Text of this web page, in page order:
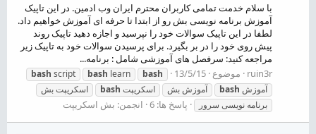
با سلام خدمت تمامی کاربران محترم ایران وب ادمین. در این تاپیک
آموزش برنامه نویسی بش رو از ابتدا تا حرفه ای آموزش خواهیم داد.
لطفا در این تاپیک سوالات خود را نپرسید و اجازه دهید تاپیک روند
پیش روی خود را در بر بگیرد. برای پرسیدن سوالات خود به تاپیک زیر
مراجعه کنید: سرفصل های آموزشی شامل : برنامه...
ruin3r
موضوع 13/5/15
bash
bash learn
bash script
آموزش bash آموزش بش اسکریپت bash
اسکریپت بش
برنامه نویسی سرور
پاسخ ها: 6 انجمن: بش اسکریپت